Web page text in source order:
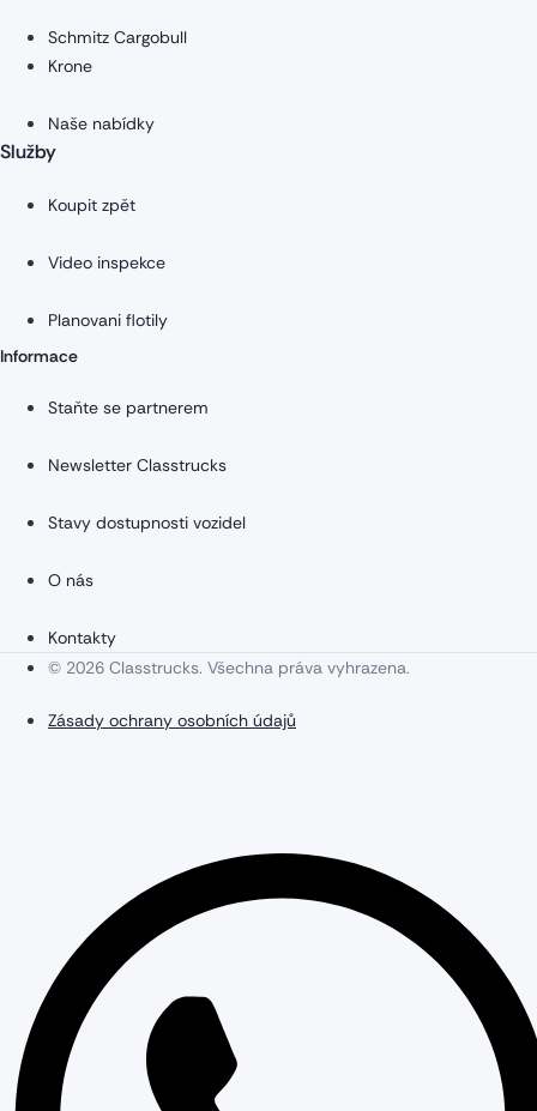
Schmitz Cargobull
Krone
Naše nabídky
Služby
Koupit zpět
Video inspekce
Planovani flotily
Informace
Staňte se partnerem
Newsletter Classtrucks
Stavy dostupnosti vozidel
O nás
Kontakty
© 2026 Classtrucks. Všechna práva vyhrazena.
Zásady ochrany osobních údajů